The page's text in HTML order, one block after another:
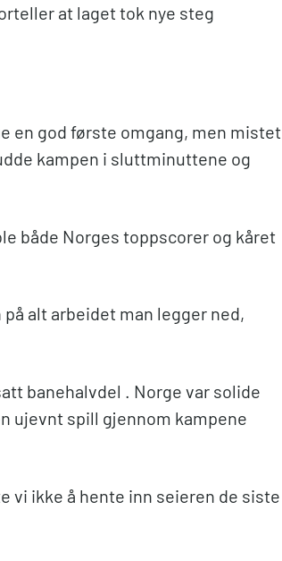
at laget tok nye steg
en god første omgang, men mistet
kampen i sluttminuttene og
både Norges toppscorer og kåret
alt arbeidet man legger ned,
banehalvdel . Norge var solide
ujevnt spill gjennom kampene
vi ikke å hente inn seieren de siste